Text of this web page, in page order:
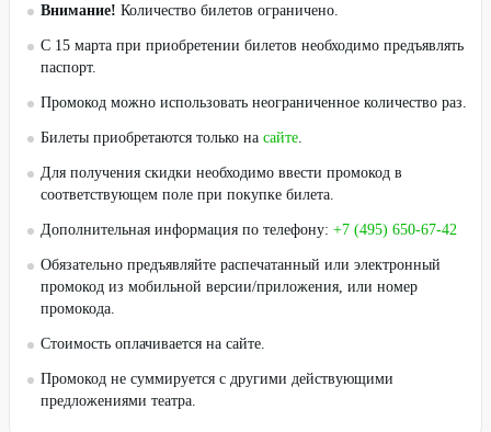
Внимание! Количество билетов ограничено.
С 15 марта при приобретении билетов необходимо предъявлять
паспорт.
Промокод можно использовать неограниченное количество раз.
Билеты приобретаются только на сайте.
Для получения скидки необходимо ввести промокод в
соответствующем поле при покупке билета.
Дополнительная информация по телефону: +7 (495) 650-67-42
Обязательно предъявляйте распечатанный или электронный
промокод из мобильной версии/приложения, или номер
промокода.
Стоимость оплачивается на сайте.
Промокод не суммируется с другими действующими
предложениями театра.